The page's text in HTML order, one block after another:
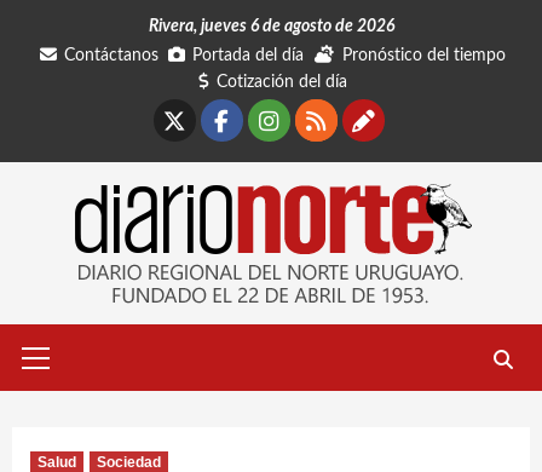
Rivera, jueves 6 de agosto de 2026
Contáctanos
Portada del día
Pronóstico del tiempo
Cotización del día
Facebook
Instagram
RSSContáctanos
primario
Salud Sociedad